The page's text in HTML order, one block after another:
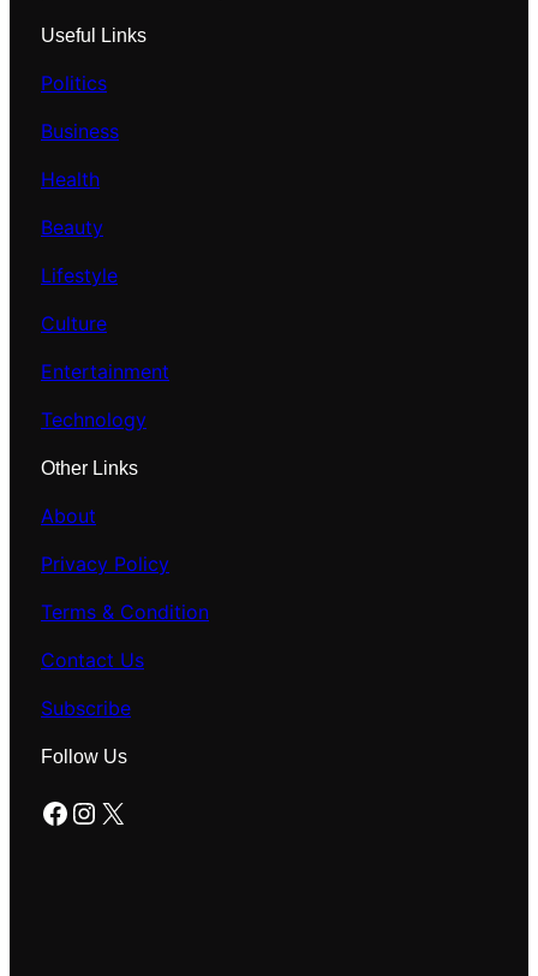
Useful Links
Politics
Business
Health
Beauty
Lifestyle
Culture
Entertainment
Technology
Other Links
About
Privacy Policy
Terms & Condition
Contact Us
Subscribe
Follow Us
Facebook Instagram X